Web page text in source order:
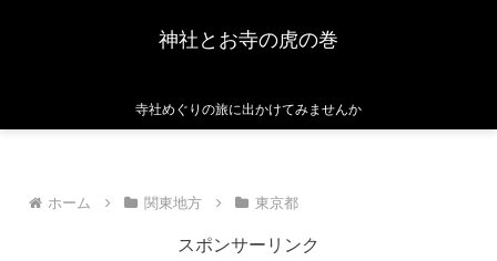
神社とお寺の虎の巻
寺社めぐりの旅に出かけてみませんか
ホーム 関東地方 東京都
スポンサーリンク